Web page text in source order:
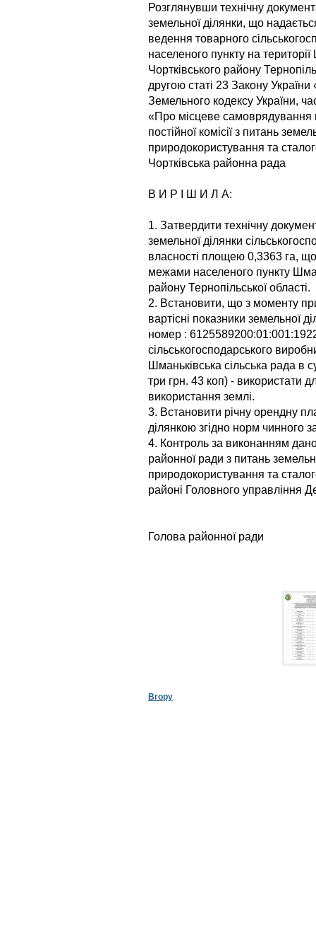
Розглянувши технічну
земельної ділянки, що
ведення товарного
населеного пункту на
Чортківського району
другою статі 23 Закону
Земельного кодексу України,
«Про місцеве самоврядування
постійної комісії з питань
природокористування та
Чортківська районна рада
В И Р І Ш И Л А:
1. Затвердити технічну
земельної ділянки
власності площею 0,3363 га,
межами населеного пункту
району Тернопільської області.
2. Встановити, що з моменту
вартісні показники земельної
номер :
сільськогосподарського
Шманьківська сільська рада в
три грн. 43 коп) - використати
використання землі.
3. Встановити річну орендну
ділянкою згідно норм чинного
4. Контроль за виконанням
районної ради з питань
природокористування та
районі Головного управління
Голова
Вгору